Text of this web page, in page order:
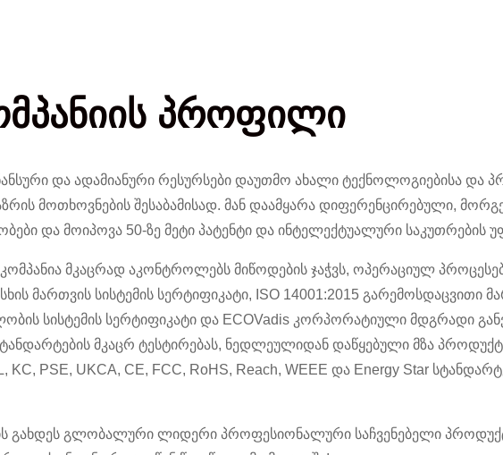
პროფილი
და ადამიანური რესურსები დაუთმო ახალი ტექნოლოგიებისა და
მოთხოვნების შესაბამისად. მან დაამყარა დიფერენცირებული,
და მოიპოვა 50-ზე მეტი პატენტი და ინტელექტუალური საკუთრების
მკაცრად აკონტროლებს მიწოდების ჯაჭვს, ოპერაციულ
მართვის სისტემის სერტიფიკატი, ISO 14001:2015 გარემოსდაცვითი
სისტემის სერტიფიკატი და ECOVadis კორპორატიული მდგრადი
მკაცრ ტესტირებას, ნედლეულიდან დაწყებული მზა
PSE, UKCA, CE, FCC, RoHS, Reach, WEEE და Energy Star
გახდეს გლობალური ლიდერი პროფესიონალური საჩვენებელი